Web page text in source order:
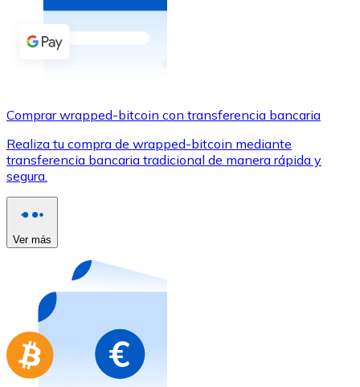
Transferencia SEPA
Añade fondos a tu cuenta Bitnovo o realiza compras
Utiliza tarjetas Visa y Mastercard para comprar
Comprar con tarjeta
Tienda - Tarjetas regalo
Nuevo
Compra tarjetas regalo de tus marcas favoritas con
Ir a la tienda de tarjetas regalo
Comprar wrapped-bitcoin con transferencia bancaria
Realiza tu compra de wrapped-bitcoin mediante
transferencia bancaria tradicional de manera rápida y
segura.
Ver más